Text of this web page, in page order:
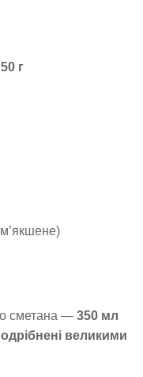
50 г
сметана — 350 мл
великими